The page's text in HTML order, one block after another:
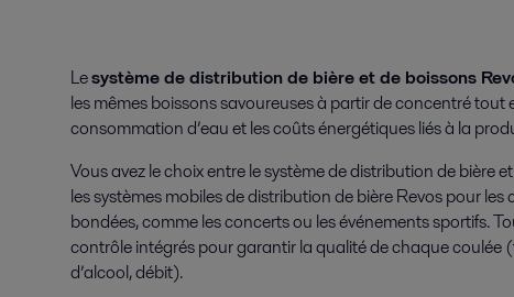
Lesystème de distribution de bière et de boissons
les mêmes boissons savoureuses à partir de concentré tout
consommation d’eau et les coûts énergétiques liés à la
Vous avez le choix entre le système de distribution de bière
les systèmes mobiles de distribution de bière Revos pour
bondées, comme les concerts ou les événements sportifs.
contrôle intégrés pour garantir la qualité de chaque
d’alcool, débit).